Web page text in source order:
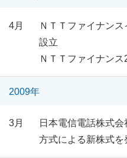
4月
ＮＴＴファイナン
設立
ＮＴＴファイナン
2009年
3月
日本電信電話株式
方式による新株式を